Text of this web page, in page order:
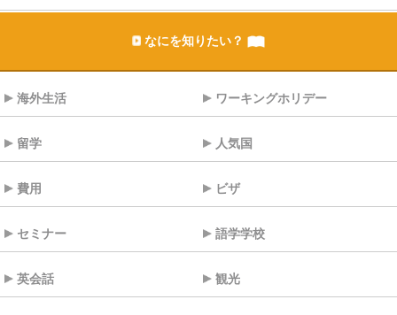
なにを知りたい？
海外生活 ワーキングホリデー
留学 人気国
費用 ビザ
セミナー 語学学校
英会話 観光